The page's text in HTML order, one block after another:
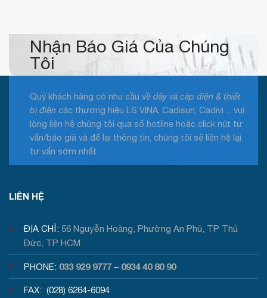
Nhận Báo Giá Của Chúng
Tôi
Quý khách hàng có nhu cầu về dây và cáp điện & thiết
bị điện các thương hiệu LS VINA, Cadisun, Cadivi ... vui
lòng liên hệ chúng tôi qua số hotline hoặc click nút tư
vấn/báo giá và để lại thông tin, chúng tôi sẽ liên hệ lại
tư vấn sớm nhất.
LIÊN HỆ
ĐỊA CHỈ: 56 Nguyễn Hoàng, Phường An Phú, TP Thủ
Đức, TP HCM
PHONE: 033 929 9777 – 0934 40 80 90
FAX: (028) 6264-6094